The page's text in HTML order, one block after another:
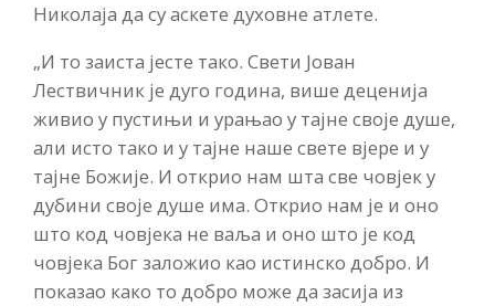
Николаја да су аскете духовне атлете.
„И то заиста јесте тако. Свети Јован
Лествичник је дуго година, више деценија
живио у пустињи и урањао у тајне своје душе,
али исто тако и у тајне наше свете вјере и у
тајне Божије. И открио нам шта све човјек у
дубини своје душе има. Открио нам је и оно
што код човјека не ваља и оно што је код
човјека Бог заложио као истинско добро. И
показао како то добро може да засија из